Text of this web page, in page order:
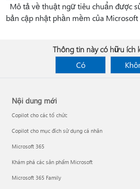
Mô tả về thuật ngữ tiêu chuẩn được
bản cập nhật phần mềm của Microsoft
Thông tin này có hữu ích
Có
Nội dung mới
Copilot cho các tổ chức
Copilot cho mục đích sử dụng cá nhân
Microsoft 365
Khám phá các sản phẩm Microsoft
Microsoft 365 Family